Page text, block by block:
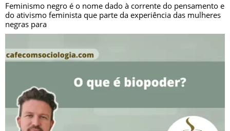
Feminismo negro é o nome dado à corrente do pensamento e
do ativismo feminista que parte da experiência das mulheres
negras para